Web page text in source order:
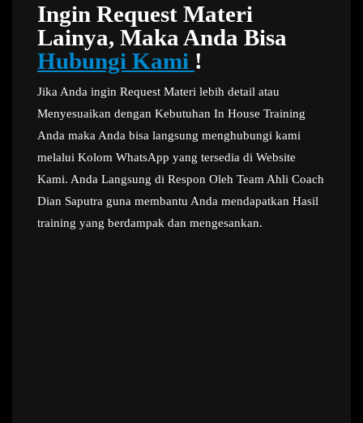
Ingin Request Materi
Lainya, Maka Anda Bisa
Hubungi Kami !
Jika Anda ingin Request Materi lebih detail atau
Menyesuaikan dengan Kebutuhan In House Training
Anda maka Anda bisa langsung menghubungi kami
melalui Kolom WhatsApp yang tersedia di Website
Kami. Anda Langsung di Respon Oleh Team Ahli Coach
Dian Saputra guna membantu Anda mendapatkan Hasil
training yang berdampak dan mengesankan.